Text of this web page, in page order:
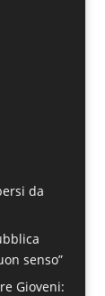
da
senso”
Gioveni: